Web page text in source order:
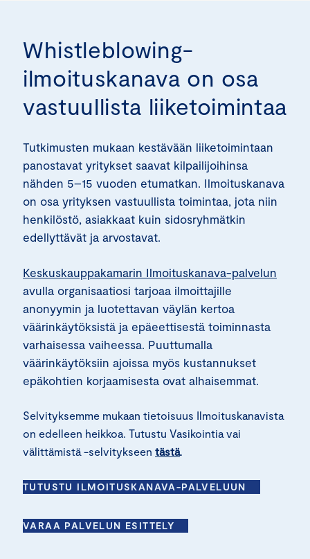
Whistleblowing-
ilmoituskanava on osa
vastuullista liiketoimintaa
Tutkimusten mukaan kestävään liiketoimintaan
panostavat yritykset saavat kilpailijoihinsa
nähden 5–15 vuoden etumatkan. Ilmoituskanava
on osa yrityksen vastuullista toimintaa, jota niin
henkilöstö, asiakkaat kuin sidosryhmätkin
edellyttävät ja arvostavat.
Keskuskauppakamarin Ilmoituskanava-palvelun
avulla organisaatiosi tarjoaa ilmoittajille
anonyymin ja luotettavan väylän kertoa
väärinkäytöksistä ja epäeettisestä toiminnasta
varhaisessa vaiheessa. Puuttumalla
väärinkäytöksiin ajoissa myös kustannukset
epäkohtien korjaamisesta ovat alhaisemmat.
Selvityksemme mukaan tietoisuus Ilmoituskanavista
on edelleen heikkoa. Tutustu Vasikointia vai
välittämistä -selvitykseen tästä.
TUTUSTU ILMOITUSKANAVA-PALVELUUN
VARAA PALVELUN ESITTELY